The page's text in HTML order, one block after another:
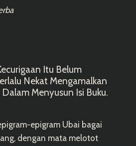
Itu Belum
Nekat Mengamalkan
Menyusun Isi Buku.
epigram Ubai bagai
dengan mata melotot